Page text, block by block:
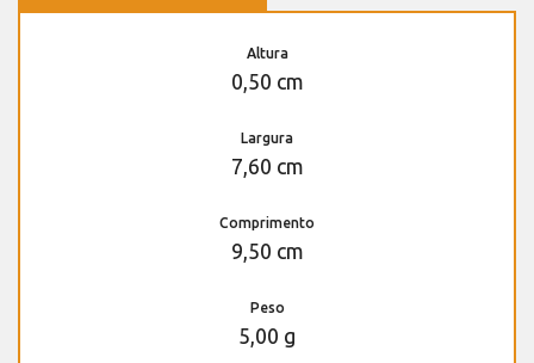
Altura
0,50 cm
Largura
7,60 cm
Comprimento
9,50 cm
Peso
5,00 g